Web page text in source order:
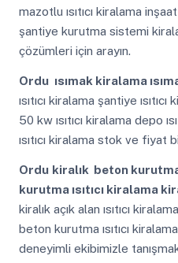
mazotlu ısıtıcı kiralama
şantiye kurutma sistemi
çözümleri için arayın.
Ordu ısımak kiralama
ısıtıcı kiralama şantiye
50 kw ısıtıcı kiralama depo
ısıtıcı kiralama stok ve fiyat
Ordu kiralık beton kurutma
kurutma ısıtıcı kiralama
kiralık açık alan ısıtıcı
beton kurutma ısıtıcı
deneyimli ekibimizle